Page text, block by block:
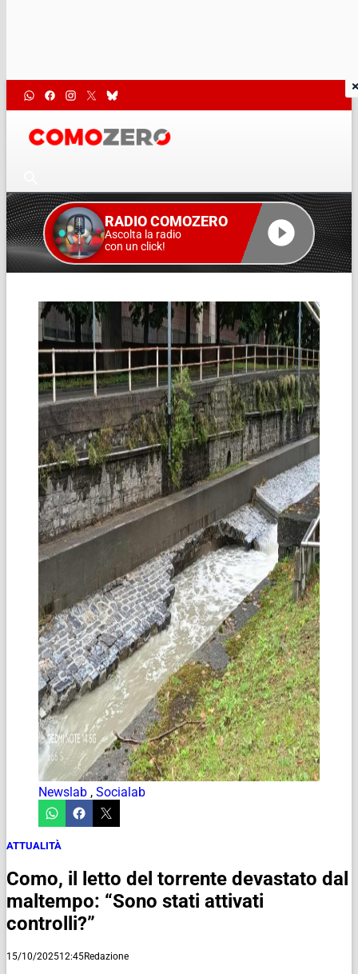
RADIO COMOZERO
Ascolta la radio
con un click!
Newslab , Socialab
ATTUALITÀ
Como, il letto del torrente devastato dal
maltempo: “Sono stati attivati
controlli?”
15/10/202512:45Redazione